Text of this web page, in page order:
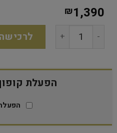
₪1,390
לרכישה
הפעלת קופון 15%